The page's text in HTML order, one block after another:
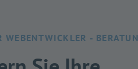
WEBENTWICKLER -